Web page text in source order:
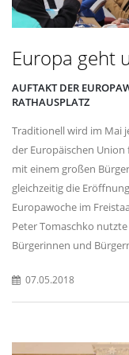
Europa geht
AUFTAKT DER
RATHAUSPLATZ
Traditionell wird im Mai
der Europäischen
mit einem großen
gleichzeitig die
Europawoche im
Peter Tomaschko
Bürgerinnen und
07.05.2018